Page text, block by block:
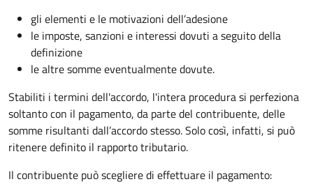
gli elementi e le motivazioni dell’adesione
le imposte, sanzioni e interessi dovuti a seguito della
definizione
le altre somme eventualmente dovute.
Stabiliti i termini dell'accordo, l'intera procedura si perfeziona
soltanto con il pagamento, da parte del contribuente, delle
somme risultanti dall’accordo stesso. Solo così, infatti, si può
ritenere definito il rapporto tributario.
Il contribuente può scegliere di effettuare il pagamento: